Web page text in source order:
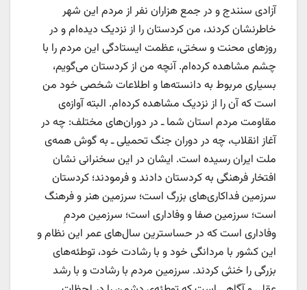
آزادی سنندج و در جمع هزاران نفر از مردم این شهر
خاطرنشان کردند، من کردستان را از نزدیک دیده‌ام و در
روزهای محنت و سختی، عظمت ایستادگی این مردم را با
چشم مشاهده کرده‌ام. آنچه من از کردستان می‌گویم،
بسیاری مربوط به دانسته‌ها و اطلاعات شخصی خود من
است که آن را از نزدیک مشاهده کرده‌ام. البته آوازه‌ی
مقاومت مردم استان شما ـ در دوران‌های مختلف: چه در
آغاز انقلاب، چه در دوران جنگ تحمیلی ـ به گوش همه‌ی
ملت ایران رسیده است. ایشان در این سخنرانی نشان
افتخار فرهنگی به کردستان دادند و فرمودند؛ کردستان
سرزمین فداکاری‌های بزرگ است؛ سرزمین هنر و فرهنگ
است؛ سرزمین صفا و وفاداری است؛ سرزمین مردمِ
وفاداری است که در حساسترین سال‌های عمر این نظام و
این کشور با مردانگی خود و با رشادت خود، توطئه‌های
بزرگی را خنثی کردند. سرزمین مردم با رشادت و با رشد